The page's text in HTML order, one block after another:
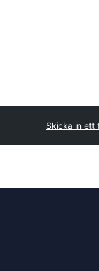
Skicka in ett